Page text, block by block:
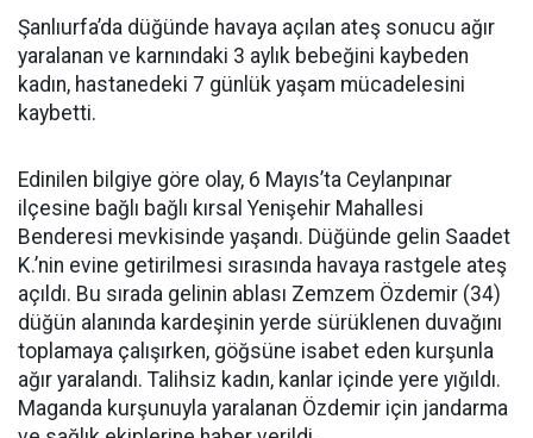
Şanlıurfa’da düğünde havaya açılan ateş sonucu ağır
yaralanan ve karnındaki 3 aylık bebeğini kaybeden
kadın, hastanedeki 7 günlük yaşam mücadelesini
kaybetti.
Edinilen bilgiye göre olay, 6 Mayıs’ta Ceylanpınar
ilçesine bağlı bağlı kırsal Yenişehir Mahallesi
Benderesi mevkisinde yaşandı. Düğünde gelin Saadet
K.’nin evine getirilmesi sırasında havaya rastgele ateş
açıldı. Bu sırada gelinin ablası Zemzem Özdemir (34)
düğün alanında kardeşinin yerde sürüklenen duvağını
toplamaya çalışırken, göğsüne isabet eden kurşunla
ağır yaralandı. Talihsiz kadın, kanlar içinde yere yığıldı.
Maganda kurşunuyla yaralanan Özdemir için jandarma